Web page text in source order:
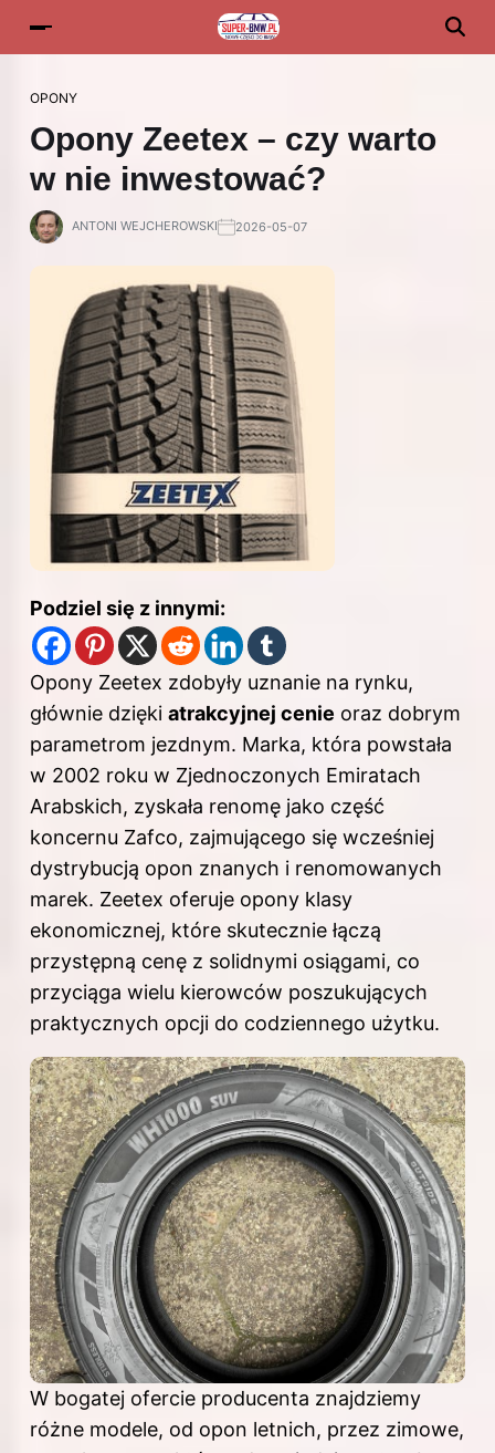
OPONY
Opony Zeetex – czy warto
w nie inwestować?
ANTONI WEJCHEROWSKI 2026-05-07
Podziel się z innymi:
Opony Zeetex zdobyły uznanie na rynku,
głównie dzięki atrakcyjnej cenie oraz dobrym
parametrom jezdnym. Marka, która powstała
w 2002 roku w Zjednoczonych Emiratach
Arabskich, zyskała renomę jako część
koncernu Zafco, zajmującego się wcześniej
dystrybucją opon znanych i renomowanych
marek. Zeetex oferuje opony klasy
ekonomicznej, które skutecznie łączą
przystępną cenę z solidnymi osiągami, co
przyciąga wielu kierowców poszukujących
praktycznych opcji do codziennego użytku.
W bogatej ofercie producenta znajdziemy
różne modele, od opon letnich, przez zimowe,